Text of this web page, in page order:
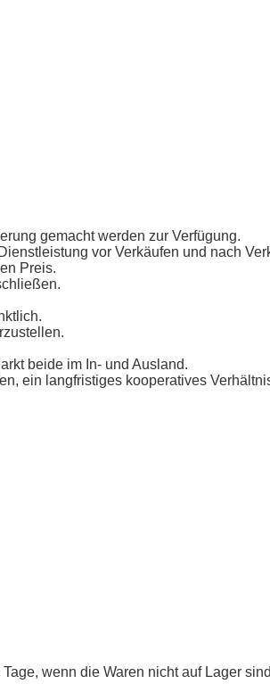
gemacht werden zur Verfügung.
vor Verkäufen und nach
Preis.
beide im In- und Ausland.
ein langfristiges kooperatives
wenn die Waren nicht auf Lager